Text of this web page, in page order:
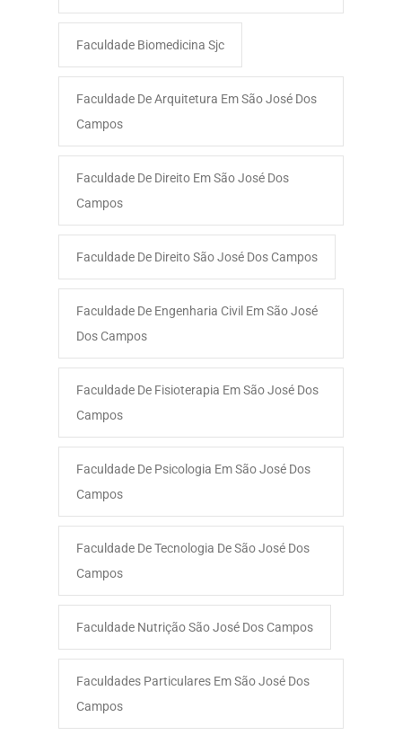
Faculdade Biomedicina Sjc
Faculdade De Arquitetura Em São José Dos
Campos
Faculdade De Direito Em São José Dos
Campos
Faculdade De Direito São José Dos Campos
Faculdade De Engenharia Civil Em São José
Dos Campos
Faculdade De Fisioterapia Em São José Dos
Campos
Faculdade De Psicologia Em São José Dos
Campos
Faculdade De Tecnologia De São José Dos
Campos
Faculdade Nutrição São José Dos Campos
Faculdades Particulares Em São José Dos
Campos